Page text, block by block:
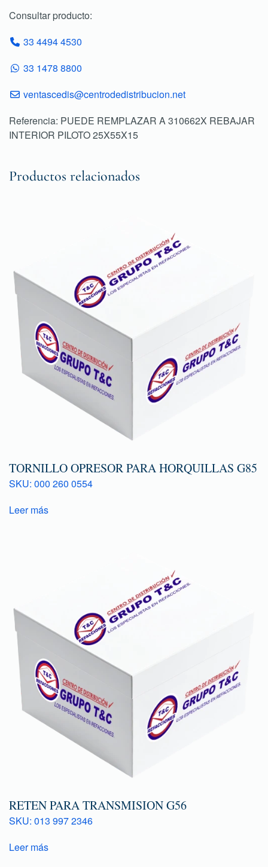
Consultar producto:
33 4494 4530
33 1478 8800
ventascedis@centrodedistribucion.net
Referencia: PUEDE REMPLAZAR A 310662X REBAJAR
INTERIOR PILOTO 25X55X15
Productos relacionados
TORNILLO OPRESOR PARA HORQUILLAS G85
SKU: 000 260 0554
Leer más
RETEN PARA TRANSMISION G56
SKU: 013 997 2346
Leer más